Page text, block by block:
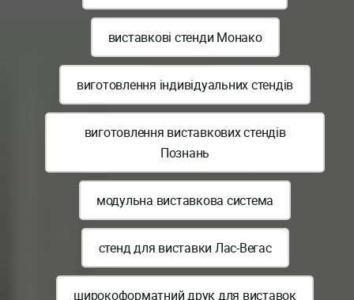
виставкові стенди Монако
виготовлення індивідуальних стендів
виготовлення виставкових стендів
Познань
модульна виставкова система
стенд для виставки Лас-Вегас
широкоформатний друк для виставок